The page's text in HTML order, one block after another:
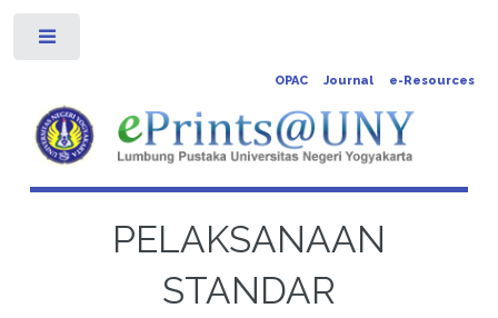
OPAC Journal e-Resources
PELAKSANAAN
STANDAR